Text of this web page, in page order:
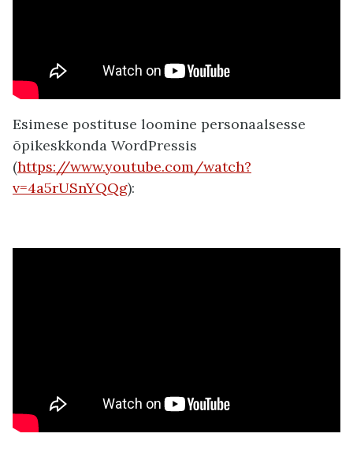
Esimese postituse loomine personaalsesse
õpikeskkonda WordPressis
(https://www.youtube.com/watch?
v=4a5rUSnYQQg):